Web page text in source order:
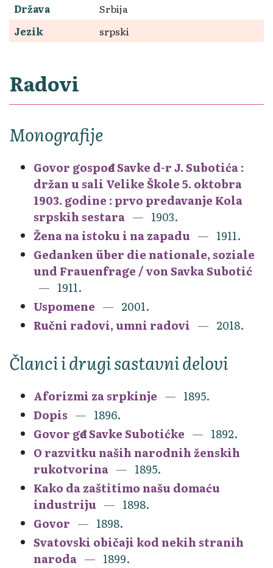
Država
Srbija
Jezik
srpski
Radovi
Monografije
Govor gospođe Savke d-r J. Subotića :
držan u sali Velike Škole 5. oktobra
1903. godine : prvo predavanje Kola
srpskih sestara
1903.
Žena na istoku i na zapadu
1911.
Gedanken über die nationale, soziale
und Frauenfrage / von Savka Subotić
1911.
Uspomene
2001.
Ručni radovi, umni radovi
2018.
Članci i drugi sastavni delovi
Aforizmi za srpkinje
1895.
Dopis
1896.
Govor gđe Savke Subotićke
1892.
O razvitku naših narodnih ženskih
rukotvorina
1895.
Kako da zaštitimo našu domaću
industriju
1898.
Govor
1898.
Svatovski običaji kod nekih stranih
naroda
1899.